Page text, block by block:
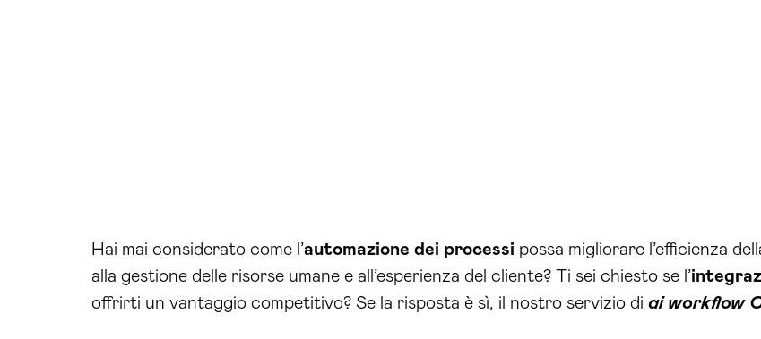
Hai mai considerato come l’automazione dei processi possa migliorare l’efficienza
alla gestione delle risorse umane e all’esperienza del cliente? Ti sei chiesto se l’
offrirti un vantaggio competitivo? Se la risposta è sì, il nostro servizio di ai workflow